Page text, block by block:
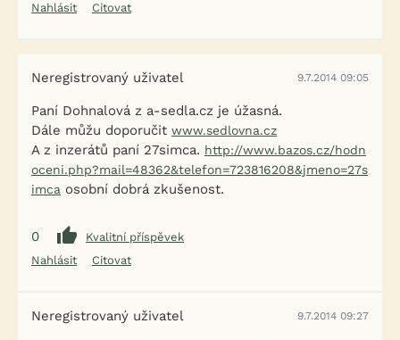
Nahlásit
Citovat
Neregistrovaný uživatel 9.7.2014 09:05
Paní Dohnalová z a-sedla.cz je úžasná.
Dále můžu doporučit www.sedlovna.cz
A z inzerátů paní 27simca. http://www.bazos.cz/hodn
oceni.php?mail=48362&telefon=723816208&jmeno=27s
imca osobní dobrá zkušenost.
0
Kvalitní příspěvek
Nahlásit
Citovat
Neregistrovaný uživatel 9.7.2014 09:27